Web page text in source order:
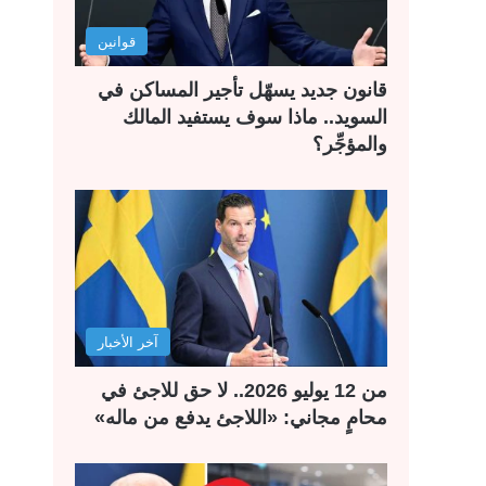
قوانين
قانون جديد يسهّل تأجير المساكن في
السويد.. ماذا سوف يستفيد المالك
والمؤجِّر؟
آخر الأخبار
من 12 يوليو 2026.. لا حق للاجئ في
محامٍ مجاني: «اللاجئ يدفع من ماله»